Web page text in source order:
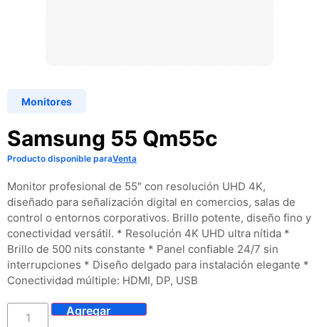
Monitores
Samsung 55 Qm55c
Producto disponible paraVenta
Monitor profesional de 55″ con resolución UHD 4K,
diseñado para señalización digital en comercios, salas de
control o entornos corporativos. Brillo potente, diseño fino y
conectividad versátil. * Resolución 4K UHD ultra nítida *
Brillo de 500 nits constante * Panel confiable 24/7 sin
interrupciones * Diseño delgado para instalación elegante *
Conectividad múltiple: HDMI, DP, USB